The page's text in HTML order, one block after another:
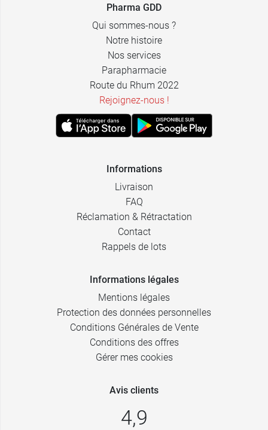
Pharma GDD
Qui sommes-nous ?
Notre histoire
Nos services
Parapharmacie
Route du Rhum 2022
Rejoignez-nous !
Informations
Livraison
FAQ
Réclamation & Rétractation
Contact
Rappels de lots
Informations légales
Mentions légales
Protection des données personnelles
Conditions Générales de Vente
Conditions des offres
Gérer mes cookies
Avis clients
4,9